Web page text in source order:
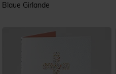
Blaue Girlande